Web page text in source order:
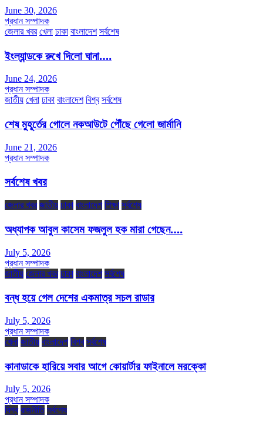
June 30, 2026
প্রধান সম্পাদক
জেলার খবর খেলা ঢাকা বাংলাদেশ সর্বশেষ
ইংল্যান্ডকে রুখে দিলো ঘানা….
June 24, 2026
প্রধান সম্পাদক
জাতীয় খেলা ঢাকা বাংলাদেশ বিশ্ব সর্বশেষ
শেষ মুহূর্তের গোলে নকআউটে পৌঁছে গেলো জার্মানি
June 21, 2026
প্রধান সম্পাদক
সর্বশেষ খবর
জেলার খবর জাতীয় ঢাকা বাংলাদেশ শিক্ষা সর্বশেষ
অধ্যাপক আবুল কাসেম ফজলুল হক মারা গেছেন….
July 5, 2026
প্রধান সম্পাদক
জাতীয় জেলার খবর ঢাকা বাংলাদেশ সর্বশেষ
বন্ধ হয়ে গেল দেশের একমাত্র সচল রাডার
July 5, 2026
প্রধান সম্পাদক
খেলা জাতীয় বাংলাদেশ বিশ্ব সর্বশেষ
কানাডাকে হারিয়ে সবার আগে কোয়ার্টার ফাইনালে মরক্কো
July 5, 2026
প্রধান সম্পাদক
বিশ্ব রাজনীতি সর্বশেষ